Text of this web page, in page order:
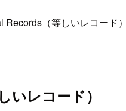
Records（等しいレコー
いレコード）